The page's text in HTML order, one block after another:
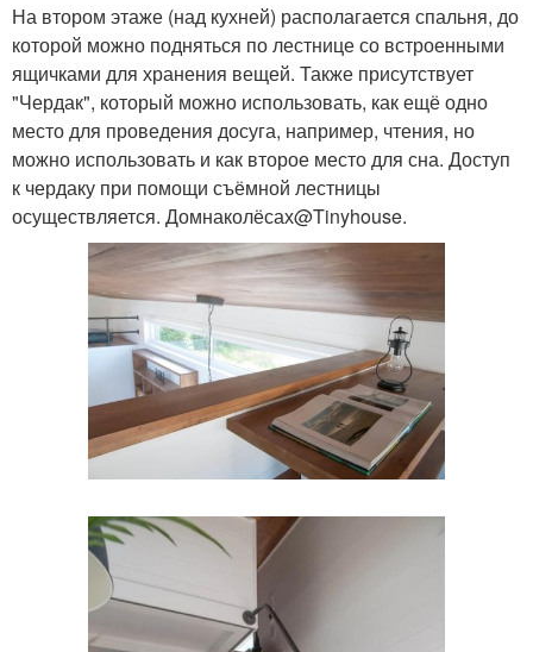
На втором этаже (над кухней) располагается спальня, до
которой можно подняться по лестнице со встроенными
ящичками для хранения вещей. Также присутствует
"Чердак", который можно использовать, как ещё одно
место для проведения досуга, например, чтения, но
можно использовать и как второе место для сна. Доступ
к чердаку при помощи съёмной лестницы
осуществляется. Домнаколёсах@Tinyhouse.